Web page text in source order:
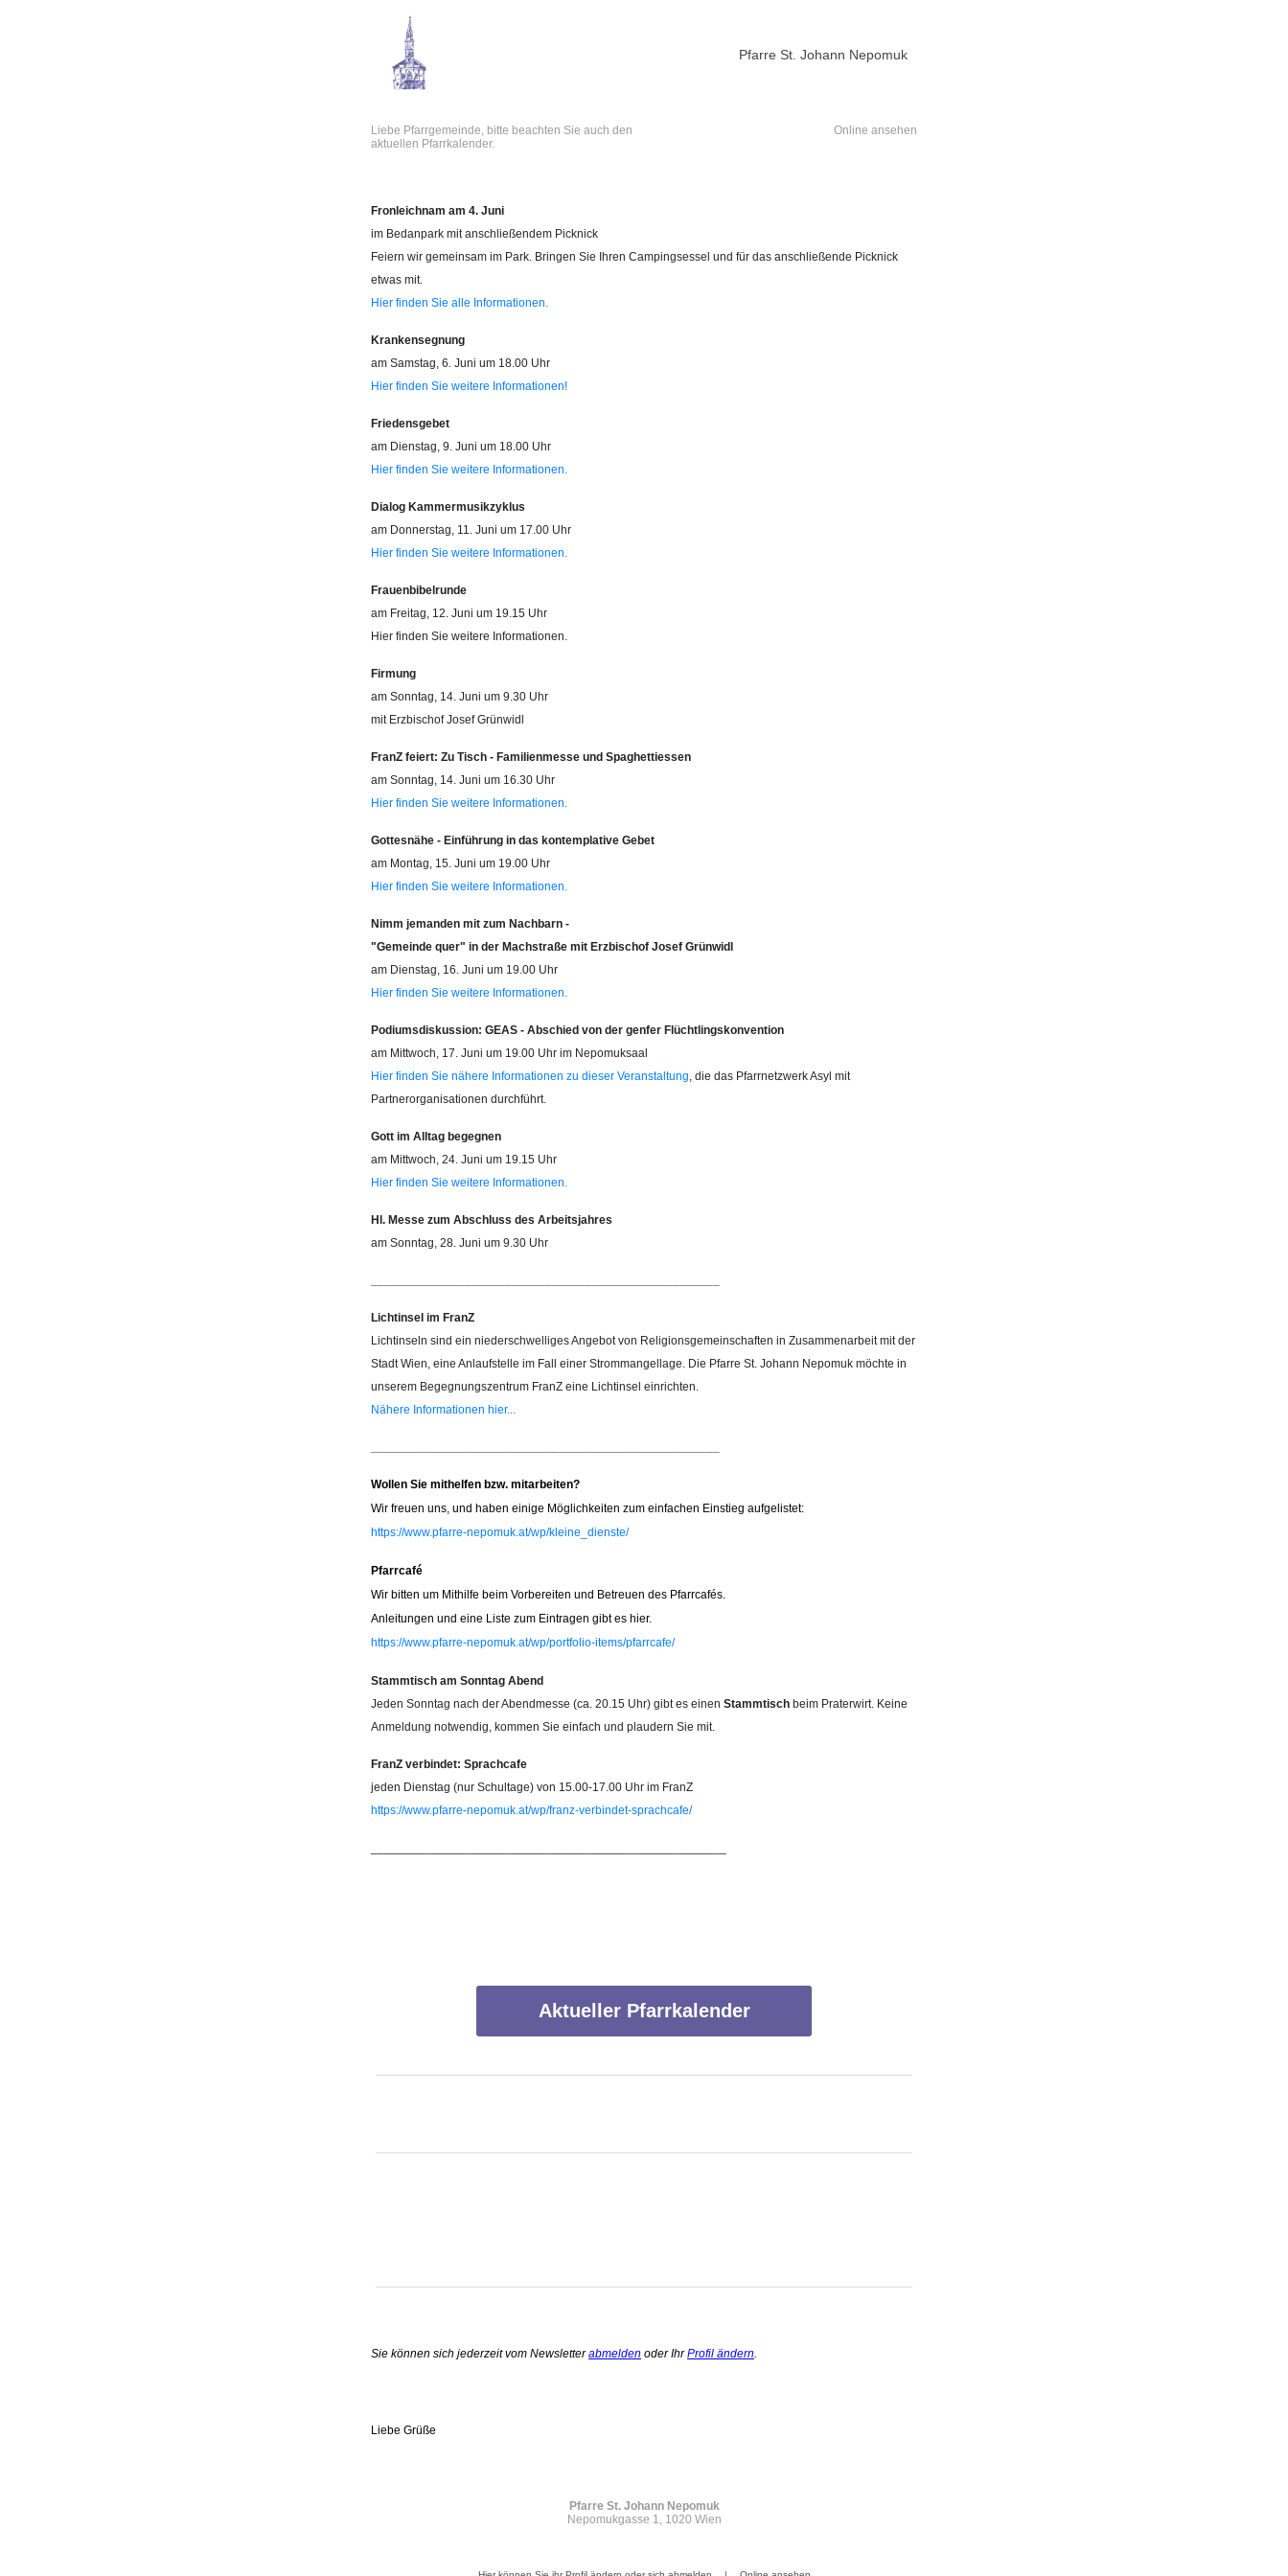
Pfarre St. Johann Nepomuk
Liebe Pfarrgemeinde, bitte beachten Sie auch den
aktuellen Pfarrkalender.
Online ansehen
Fronleichnam am 4. Juni
im Bedanpark mit anschließendem Picknick
Feiern wir gemeinsam im Park. Bringen Sie Ihren Campingsessel und für das anschließende Picknick
etwas mit.
Hier finden Sie alle Informationen.
Krankensegnung
am Samstag, 6. Juni um 18.00 Uhr
Hier finden Sie weitere Informationen!
Friedensgebet
am Dienstag, 9. Juni um 18.00 Uhr
Hier finden Sie weitere Informationen.
Dialog Kammermusikzyklus
am Donnerstag, 11. Juni um 17.00 Uhr
Hier finden Sie weitere Informationen.
Frauenbibelrunde
am Freitag, 12. Juni um 19.15 Uhr
Hier finden Sie weitere Informationen.
Firmung
am Sonntag, 14. Juni um 9.30 Uhr
mit Erzbischof Josef Grünwidl
FranZ feiert: Zu Tisch - Familienmesse und Spaghettiessen
am Sonntag, 14. Juni um 16.30 Uhr
Hier finden Sie weitere Informationen.
Gottesnähe - Einführung in das kontemplative Gebet
am Montag, 15. Juni um 19.00 Uhr
Hier finden Sie weitere Informationen.
Nimm jemanden mit zum Nachbarn -
"Gemeinde quer" in der Machstraße mit Erzbischof Josef Grünwidl
am Dienstag, 16. Juni um 19.00 Uhr
Hier finden Sie weitere Informationen.
Podiumsdiskussion: GEAS - Abschied von der genfer Flüchtlingskonvention
am Mittwoch, 17. Juni um 19.00 Uhr im Nepomuksaal
Hier finden Sie nähere Informationen zu dieser Veranstaltung, die das Pfarrnetzwerk Asyl mit
Partnerorganisationen durchführt.
Gott im Alltag begegnen
am Mittwoch, 24. Juni um 19.15 Uhr
Hier finden Sie weitere Informationen.
Hl. Messe zum Abschluss des Arbeitsjahres
am Sonntag, 28. Juni um 9.30 Uhr
Lichtinsel im FranZ
Lichtinseln sind ein niederschwelliges Angebot von Religionsgemeinschaften in Zusammenarbeit mit der
Stadt Wien, eine Anlaufstelle im Fall einer Strommangellage. Die Pfarre St. Johann Nepomuk möchte in
unserem Begegnungszentrum FranZ eine Lichtinsel einrichten.
Nähere Informationen hier...
Wollen Sie mithelfen bzw. mitarbeiten?
Wir freuen uns, und haben einige Möglichkeiten zum einfachen Einstieg aufgelistet:
https://www.pfarre-nepomuk.at/wp/kleine_dienste/
Pfarrcafé
Wir bitten um Mithilfe beim Vorbereiten und Betreuen des Pfarrcafés.
Anleitungen und eine Liste zum Eintragen gibt es hier.
https://www.pfarre-nepomuk.at/wp/portfolio-items/pfarrcafe/
Stammtisch am Sonntag Abend
Jeden Sonntag nach der Abendmesse (ca. 20.15 Uhr) gibt es einen Stammtisch beim Praterwirt. Keine
Anmeldung notwendig, kommen Sie einfach und plaudern Sie mit.
FranZ verbindet: Sprachcafe
jeden Dienstag (nur Schultage) von 15.00-17.00 Uhr im FranZ
https://www.pfarre-nepomuk.at/wp/franz-verbindet-sprachcafe/
Aktueller Pfarrkalender
Sie können sich jederzeit vom Newsletterabmelden oder IhrProfil ändern.
Liebe Grüße
Pfarre St. Johann Nepomuk
Nepomukgasse 1, 1020 Wien